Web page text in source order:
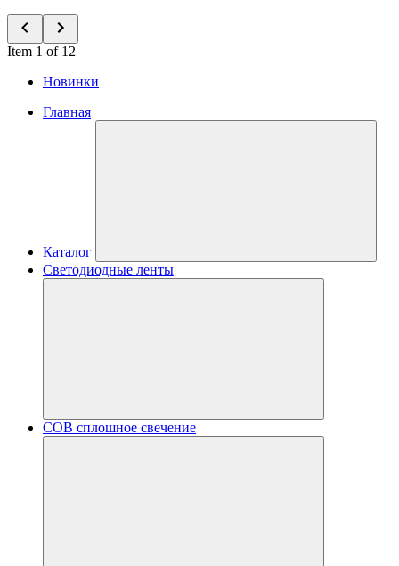
Item 1 of 12
Новинки
Главная
Каталог
Светодиодные ленты
COB сплошное свечение